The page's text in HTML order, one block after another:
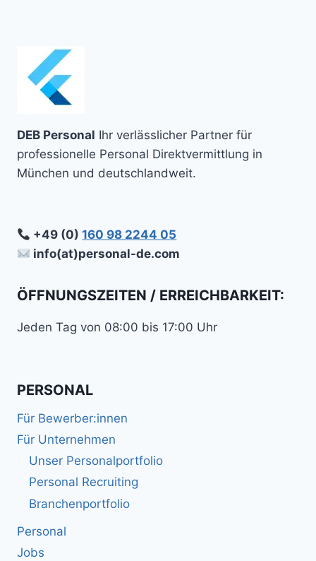
DEB Personal Ihr verlässlicher Partner für
professionelle Personal Direktvermittlung in
München und deutschlandweit.
+49 (0)160 98 2244 05
info(at)personal-de.com
ÖFFNUNGSZEITEN / ERREICHBARKEIT:
Jeden Tag von 08:00 bis 17:00 Uhr
PERSONAL
Für Bewerber:innen
Für Unternehmen
Unser Personalportfolio
Personal Recruiting
Branchenportfolio
Personal
Jobs